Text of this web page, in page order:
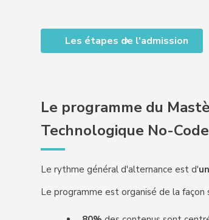
Les étapes de l'admission
Le programme du
Technologique No-Code
Le rythme général d'alternance est d'
Le programme est organisé de la façon